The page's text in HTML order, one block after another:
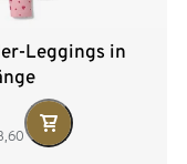
Leggings in